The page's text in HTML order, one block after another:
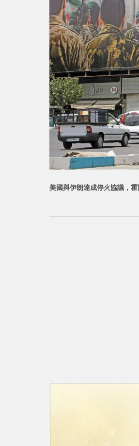
美國與伊朗達成停火協議，